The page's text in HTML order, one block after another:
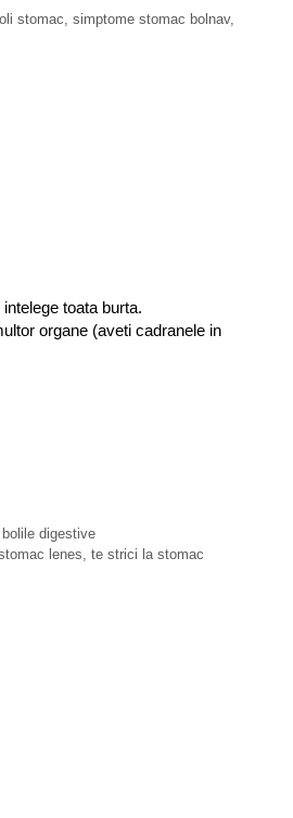
stomac, simptome stomac bolnav,
toata burta.
organe (aveti cadranele in
digestive
lenes te strici la stomac